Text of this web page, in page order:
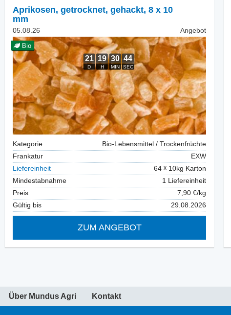
Aprikosen, getrocknet, gehackt, 8 x 10
mm
05.08.26 Angebot
Bio
Kategorie
Bio-Lebensmittel / Trockenfrüchte
Frankatur
EXW
Liefereinheit
64
10kg Karton
Mindestabnahme
1 Liefereinheit
Preis
7,90 €/kg
Gültig bis
29.08.2026
ZUM ANGEBOT
Über Mundus Agri Kontakt